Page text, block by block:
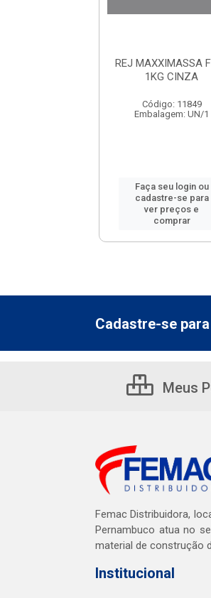
REJ MAXXIMASSA
1KG CINZA
Código: 11849
Embalagem: UN/1
Faça seu login ou
cadastre-se para
ver preços e
comprar
Cadastre-se
Meus
Femac Distribuidora,
Pernambuco atua no
material de construção
Institucional